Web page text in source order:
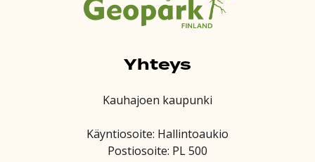
Yhteys
Kauhajoen kaupunki
Käyntiosoite: Hallintoaukio
Postiosoite: PL 500